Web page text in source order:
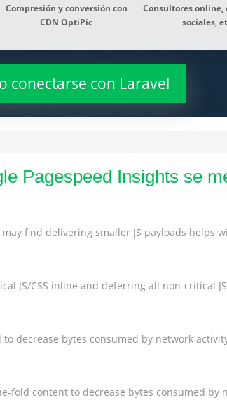
Compresión y conversión con
CDN OptiPic
Consultores online,
sociales,
conectarse con Laravel
Pagespeed Insights se
find delivering smaller JS payloads helps
JS/CSS inline and deferring all non-critical
decrease bytes consumed by network
fold content to decrease bytes consumed by